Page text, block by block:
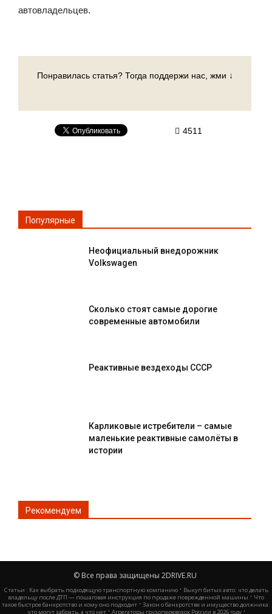
автовладельцев.
Понравилась статья? Тогда поддержи нас, жми ↓
4511
Популярные
Неофициальный внедорожник
Volkswagen
Сколько стоят самые дорогие
современные автомобили
Реактивные вездеходы СССР
Карликовые истребители – самые
маленькие реактивные самолёты в
истории
Рекомендуем
© Все права защищены 2DRIVE.RU
Статьи : Как выбрать подходящую транспортную компанию· Выкуп битых авто: что делать
владельцу после ДТП — пошаговая инструкция по продаже поврежденной машины· Что
такое быстрое банкротство и кому оно подходит · Закон о банкротстве и имущество должника:
что могут забрать, а что нет· Агрегаторы грузоперевозок России в 2026 году·